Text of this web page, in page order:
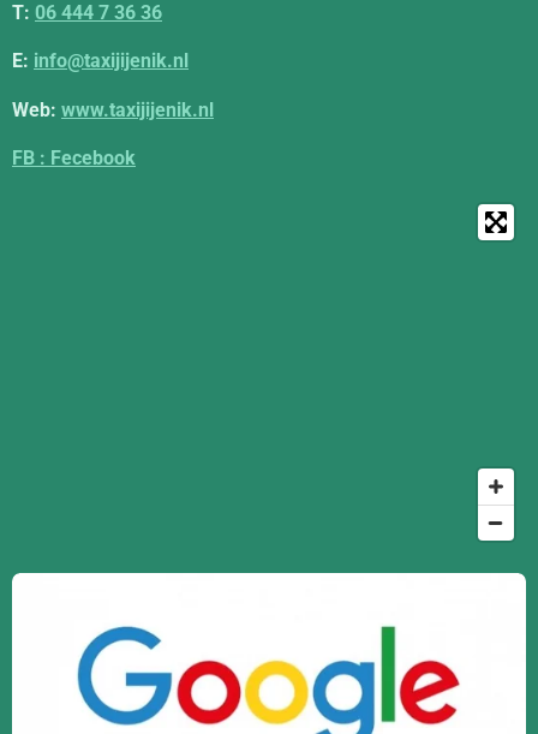
T: 06 444 7 36 36
E: info@taxijijenik.nl
Web: www.taxijijenik.nl
FB : Fecebook